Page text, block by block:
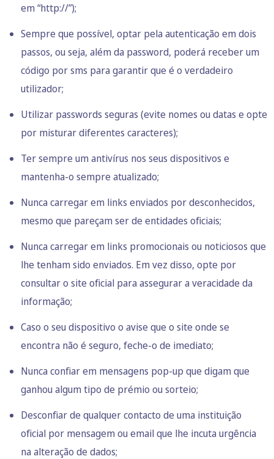
em “http://”);
Sempre que possível, optar pela autenticação em dois
passos, ou seja, além da password, poderá receber um
código por sms para garantir que é o verdadeiro
utilizador;
Utilizar passwords seguras (evite nomes ou datas e opte
por misturar diferentes caracteres);
Ter sempre um antivírus nos seus dispositivos e
mantenha-o sempre atualizado;
Nunca carregar em links enviados por desconhecidos,
mesmo que pareçam ser de entidades oficiais;
Nunca carregar em links promocionais ou noticiosos que
lhe tenham sido enviados. Em vez disso, opte por
consultar o site oficial para assegurar a veracidade da
informação;
Caso o seu dispositivo o avise que o site onde se
encontra não é seguro, feche-o de imediato;
Nunca confiar em mensagens pop-up que digam que
ganhou algum tipo de prémio ou sorteio;
Desconfiar de qualquer contacto de uma instituição
oficial por mensagem ou email que lhe incuta urgência
na alteração de dados;